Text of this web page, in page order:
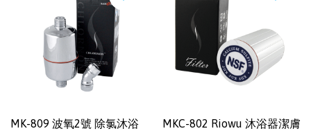
MK-809 波氧2號 除氯沐浴
MKC-802 Riowu 沐浴器潔膚